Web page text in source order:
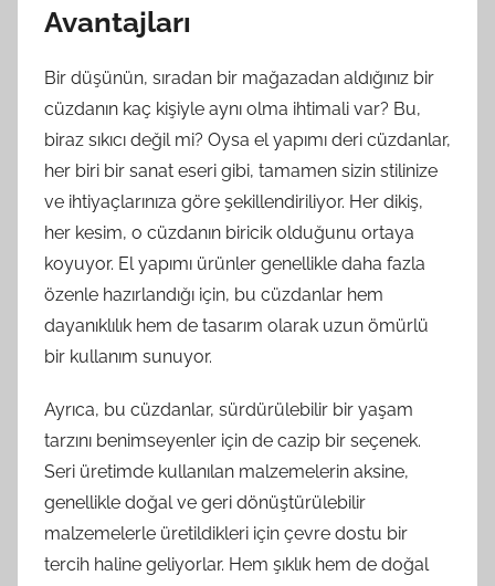
Avantajları
Bir düşünün, sıradan bir mağazadan aldığınız bir
cüzdanın kaç kişiyle aynı olma ihtimali var? Bu,
biraz sıkıcı değil mi? Oysa el yapımı deri cüzdanlar,
her biri bir sanat eseri gibi, tamamen sizin stilinize
ve ihtiyaçlarınıza göre şekillendiriliyor. Her dikiş,
her kesim, o cüzdanın biricik olduğunu ortaya
koyuyor. El yapımı ürünler genellikle daha fazla
özenle hazırlandığı için, bu cüzdanlar hem
dayanıklılık hem de tasarım olarak uzun ömürlü
bir kullanım sunuyor.
Ayrıca, bu cüzdanlar, sürdürülebilir bir yaşam
tarzını benimseyenler için de cazip bir seçenek.
Seri üretimde kullanılan malzemelerin aksine,
genellikle doğal ve geri dönüştürülebilir
malzemelerle üretildikleri için çevre dostu bir
tercih haline geliyorlar. Hem şıklık hem de doğal